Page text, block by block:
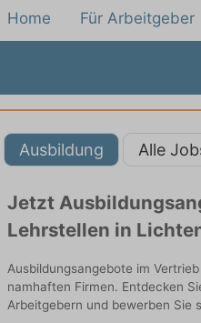
Home Für Arbeitgeber
Ausbildung Alle
Jetzt
Lehrstellen in
Ausbildungsangebote im
namhaften Firmen. Entdecken
Arbeitgebern und bewerben Sie